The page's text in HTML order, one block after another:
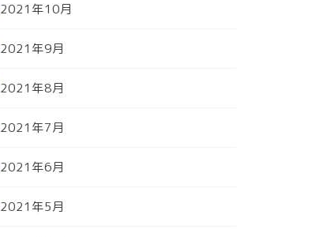
2021年10月
2021年9月
2021年8月
2021年7月
2021年6月
2021年5月